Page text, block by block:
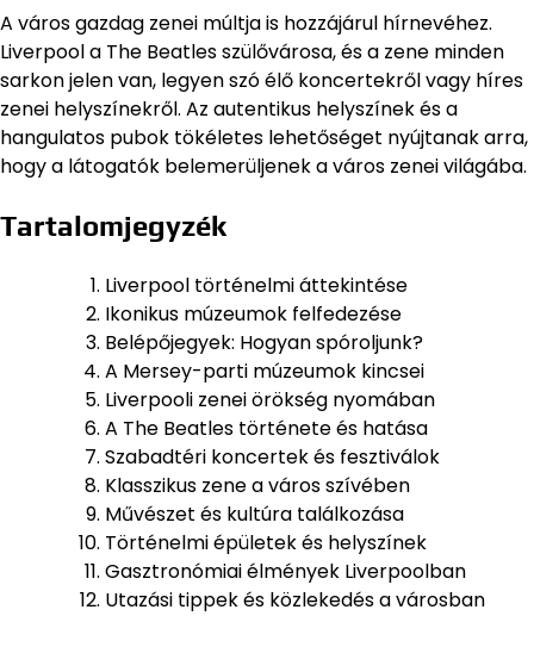
A város gazdag zenei múltja is hozzájárul hírnevéhez.
Liverpool a The Beatles szülővárosa, és a zene minden
sarkon jelen van, legyen szó élő koncertekről vagy híres
zenei helyszínekről. Az autentikus helyszínek és a
hangulatos pubok tökéletes lehetőséget nyújtanak arra,
hogy a látogatók belemerüljenek a város zenei világába.
Tartalomjegyzék
Liverpool történelmi áttekintése
Ikonikus múzeumok felfedezése
Belépőjegyek: Hogyan spóroljunk?
A Mersey-parti múzeumok kincsei
Liverpooli zenei örökség nyomában
A The Beatles története és hatása
Szabadtéri koncertek és fesztiválok
Klasszikus zene a város szívében
Művészet és kultúra találkozása
Történelmi épületek és helyszínek
Gasztronómiai élmények Liverpoolban
Utazási tippek és közlekedés a városban